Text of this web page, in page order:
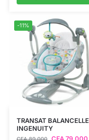
-11%
TRANSAT BALANCELLE
INGENUITY
CFA79.000